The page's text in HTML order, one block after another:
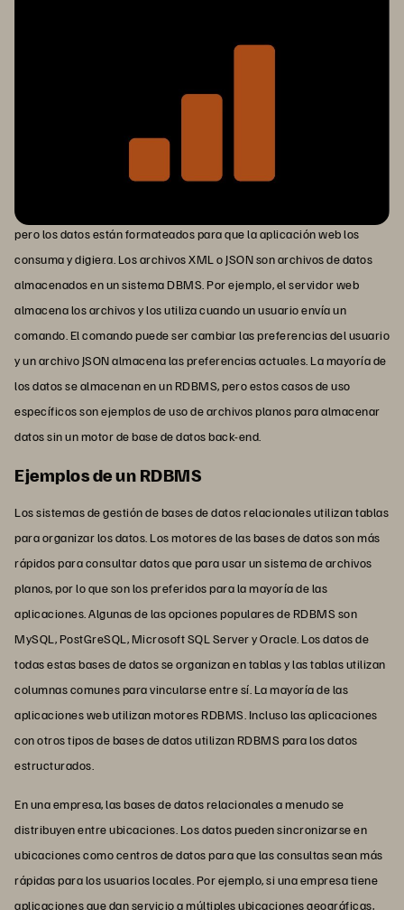
datos suelen almacenarse en una jerarquía. Por ejemplo, tiene
de archivos podría considerarse un DBMS. Si tiene Windows, el
del registro se almacena en un directorio y las claves y los datos
Las aplicaciones web también pueden almacenar datos en archivos,
pero los datos están formateados para que la aplicación web los
consuma y digiera. Los archivos XML o JSON son archivos de datos
almacenados en un sistema DBMS. Por ejemplo, el servidor web
almacena los archivos y los utiliza cuando un usuario envía un
comando. El comando puede ser cambiar las preferencias del usuario
y un archivo JSON almacena las preferencias actuales. La mayoría de
los datos se almacenan en un RDBMS, pero estos casos de uso
específicos son ejemplos de uso de archivos planos para almacenar
datos sin un motor de base de datos back-end.
Ejemplos de un RDBMS
Los sistemas de gestión de bases de datos relacionales utilizan tablas
para organizar los datos. Los motores de las bases de datos son más
rápidos para consultar datos que para usar un sistema de archivos
planos, por lo que son los preferidos para la mayoría de las
aplicaciones. Algunas de las opciones populares de RDBMS son
MySQL, PostGreSQL, Microsoft SQL Server y Oracle. Los datos de
todas estas bases de datos se organizan en tablas y las tablas utilizan
columnas comunes para vincularse entre sí. La mayoría de las
aplicaciones web utilizan motores RDBMS. Incluso las aplicaciones
con otros tipos de bases de datos utilizan RDBMS para los datos
estructurados.
En una empresa, las bases de datos relacionales a menudo se
distribuyen entre ubicaciones. Los datos pueden sincronizarse en
ubicaciones como centros de datos para que las consultas sean más
rápidas para los usuarios locales. Por ejemplo, si una empresa tiene
aplicaciones que dan servicio a múltiples ubicaciones geográficas,